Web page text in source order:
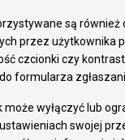
są
przez użytkownika
czcionki czy
formularza
może wyłączyć lub
swojej